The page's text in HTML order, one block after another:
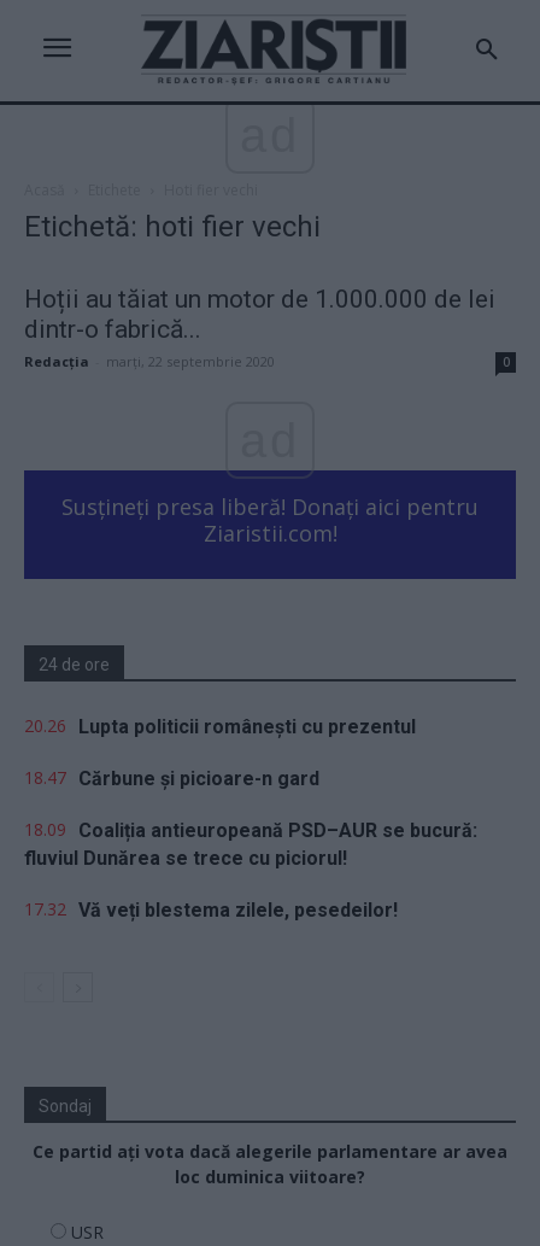
Etichetă: hoti fier vechi
Hoții au tăiat un motor de 1.000.000 de lei
dintr-o fabrică...
Redacţia marți, 22 septembrie 2020 0
Susțineți presa liberă! Donați aici pentru
Ziaristii.com!
24 de ore
20.26 Lupta politicii românești cu prezentul
18.47 Cărbune și picioare-n gard
18.09
Coaliția antieuropeană PSD–AUR se bucură:
fluviul Dunărea se trece cu piciorul!
17.32 Vă veți blestema zilele, pesedeilor!
Sondaj
Ce partid ați vota dacă alegerile parlamentare ar avea
loc duminica viitoare?
USR